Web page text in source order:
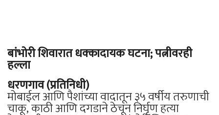
बांभोरी शिवारात धक्कादायक घटना; पत्नीवरही
हल्ला
धरणगाव (प्रतिनिधी)
मोबाईल आणि पैशांच्या वादातून ३५ वर्षीय तरुणाची
चाकू, काठी आणि दगडाने ठेचून निर्घृण हत्या